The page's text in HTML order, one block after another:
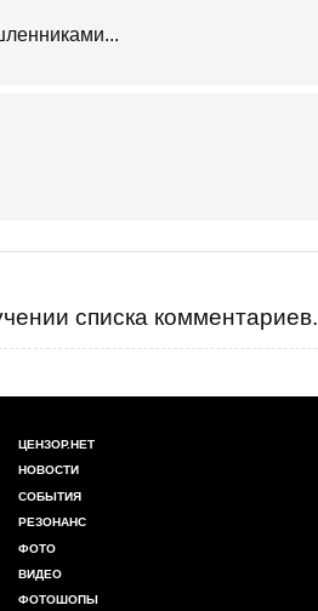
списка комментариев.
ЦЕНЗОР.НЕТ
НОВОСТИ
СОБЫТИЯ
РЕЗОНАНС
ФОТО
ВИДЕО
ФОТОШОПЫ